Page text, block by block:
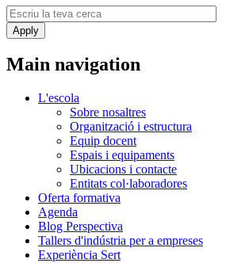
Main navigation
L'escola
Sobre nosaltres
Organització i estructura
Equip docent
Espais i equipaments
Ubicacions i contacte
Entitats col·laboradores
Oferta formativa
Agenda
Blog Perspectiva
Tallers d'indústria per a empreses
Experiència Sert